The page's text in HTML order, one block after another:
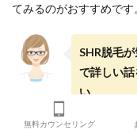
てみるのがおすすめです
SHR脱毛
で詳しい
い。
無料カウンセリング